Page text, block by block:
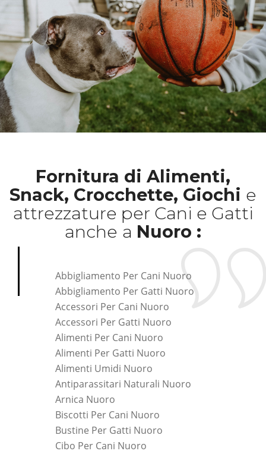
Fornitura di Alimenti,
Snack, Crocchette, Giochi e
attrezzature per Cani e Gatti
anche a Nuoro :
Abbigliamento Per Cani Nuoro
Abbigliamento Per Gatti Nuoro
Accessori Per Cani Nuoro
Accessori Per Gatti Nuoro
Alimenti Per Cani Nuoro
Alimenti Per Gatti Nuoro
Alimenti Umidi Nuoro
Antiparassitari Naturali Nuoro
Arnica Nuoro
Biscotti Per Cani Nuoro
Bustine Per Gatti Nuoro
Cibo Per Cani Nuoro